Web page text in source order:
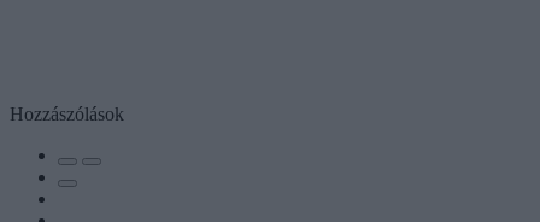
Hozzászólások